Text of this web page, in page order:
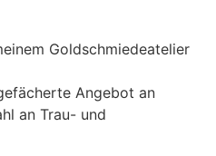
Goldschmiedeatelier
Angebot an
an Trau- und